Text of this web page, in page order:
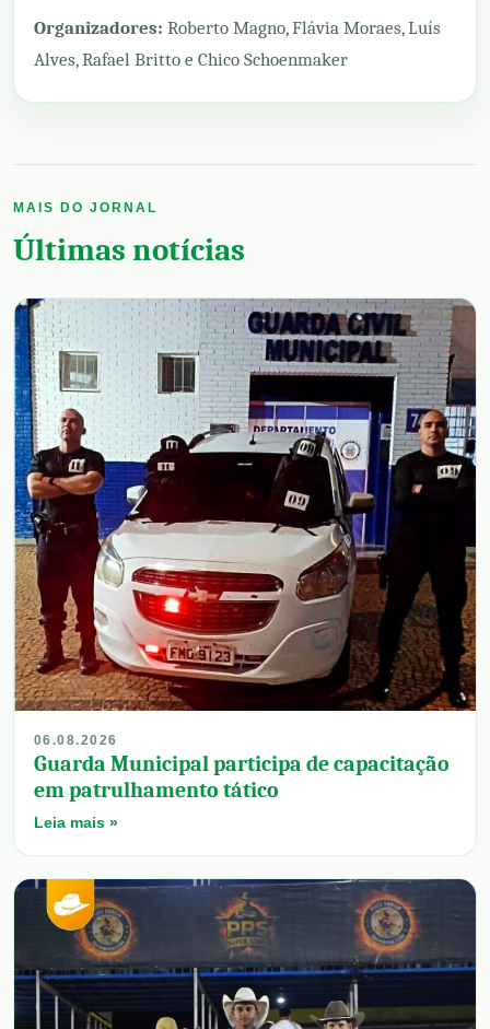
Organizadores: Roberto Magno, Flávia Moraes, Luís
Alves, Rafael Britto e Chico Schoenmaker
MAIS DO JORNAL
Últimas notícias
06.08.2026
Guarda Municipal participa de capacitação
em patrulhamento tático
Leia mais »